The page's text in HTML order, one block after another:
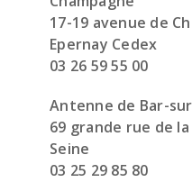
17-19 avenue de
Epernay Cedex
03 26 59 55 00
Antenne de Bar-
69 grande rue de
Seine
03 25 29 85 80